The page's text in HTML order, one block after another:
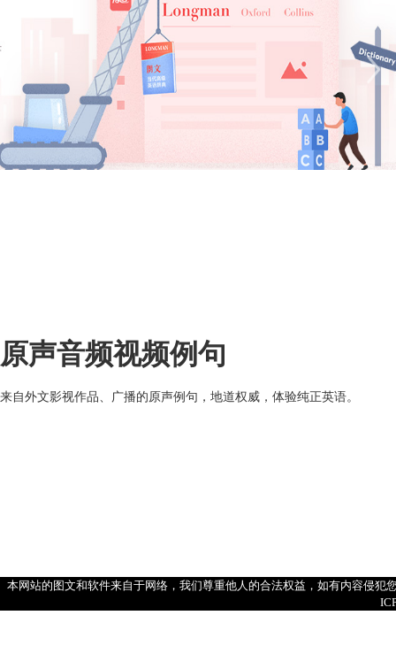
原声音频视频例句
来自外文影视作品、广播的原声例句，地道权威，体验纯正英语。
本网站的图文和软件来自于网络，我们尊重他人的合法权益，如有内容侵犯